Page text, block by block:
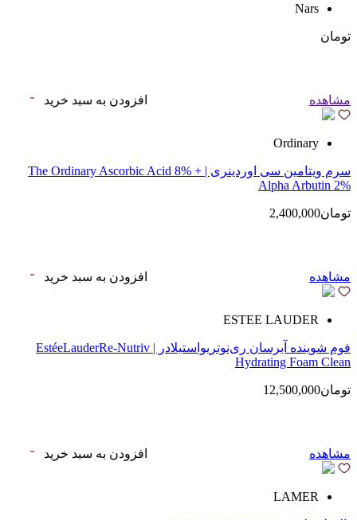
Nars
تومان
مشاهده افزودن به سبد خرید
Ordinary
سرم ویتامین سی اوردینری | The Ordinary Ascorbic Acid 8% +
Alpha Arbutin 2%
تومان2,400,000
مشاهده افزودن به سبد خرید
ESTEE LAUDER
فوم شوینده آبرسان ری‌نوتریواستیلادر | EstéeLauderRe-Nutriv
Hydrating Foam Clean
تومان12,500,000
مشاهده افزودن به سبد خرید
LAMER